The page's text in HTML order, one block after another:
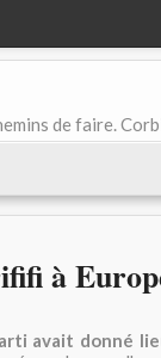
de faire.
à
avait donné